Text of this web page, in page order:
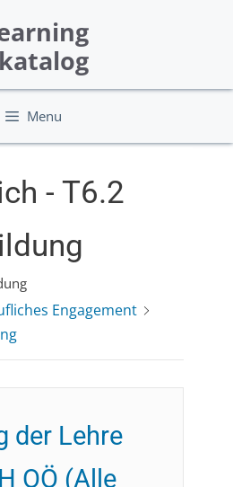
Menu
- T6.2
Engagement
der Lehre
OÖ (Alle